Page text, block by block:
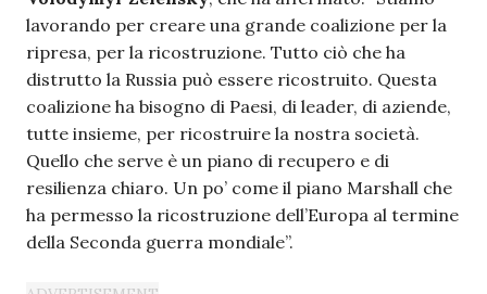
lavorando per creare una grande coalizione per la
ripresa, per la ricostruzione. Tutto ciò che ha
distrutto la Russia può essere ricostruito. Questa
coalizione ha bisogno di Paesi, di leader, di aziende,
tutte insieme, per ricostruire la nostra società.
Quello che serve è un piano di recupero e di
resilienza chiaro. Un po’ come il piano Marshall che
ha permesso la ricostruzione dell’Europa al termine
della Seconda guerra mondiale”.